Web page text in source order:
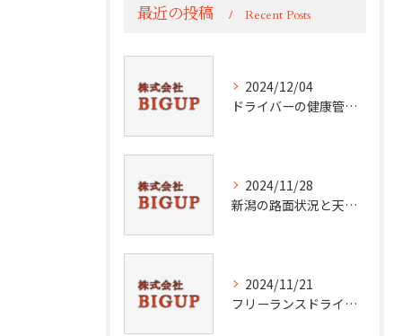
最近の投稿 Recent Posts
2024/12/04
ドライバーの健康管理術
2024/11/28
新潟の路面状況と天候分析
2024/11/21
フリーランスドライバーの挑戦と成功